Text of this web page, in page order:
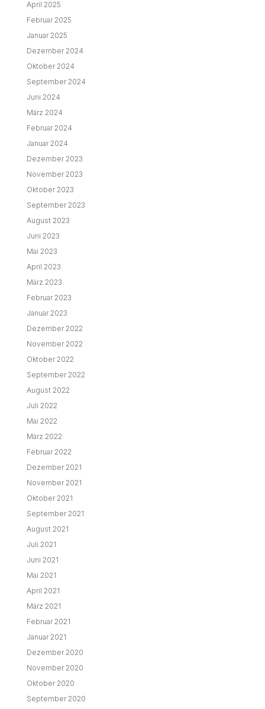
April 2025
Februar 2025
Januar 2025
Dezember 2024
Oktober 2024
September 2024
Juni 2024
März 2024
Februar 2024
Januar 2024
Dezember 2023
November 2023
Oktober 2023
September 2023
August 2023
Juni 2023
Mai 2023
April 2023
März 2023
Februar 2023
Januar 2023
Dezember 2022
November 2022
Oktober 2022
September 2022
August 2022
Juli 2022
Mai 2022
März 2022
Februar 2022
Dezember 2021
November 2021
Oktober 2021
September 2021
August 2021
Juli 2021
Juni 2021
Mai 2021
April 2021
März 2021
Februar 2021
Januar 2021
Dezember 2020
November 2020
Oktober 2020
September 2020